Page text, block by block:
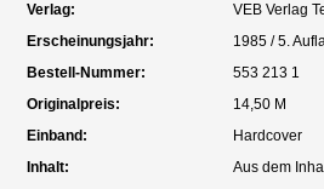
Verlag:
VEB Verlag
Erscheinungsjahr:
1985 / 5.
Bestell-Nummer:
553 213 1
Originalpreis:
14,50 M
Einband:
Hardcover
Inhalt:
Aus dem